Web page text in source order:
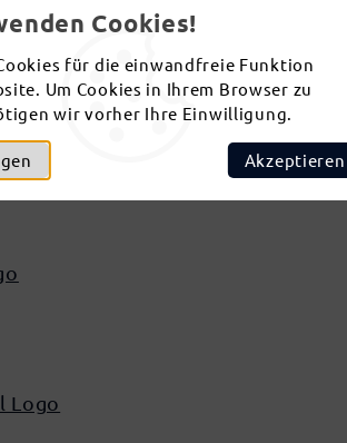
Cookies!
für die einwandfreie Funktion
Um Cookies in Ihrem Browser zu
wir vorher Ihre Einwilligung.
Akzeptieren